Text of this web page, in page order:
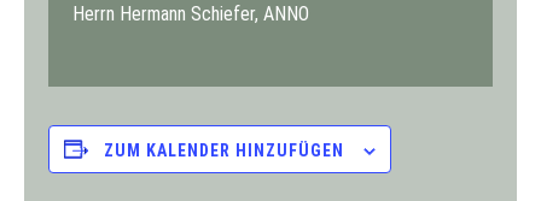
Herrn Hermann Schiefer, ANNO
ZUM KALENDER HINZUFÜGEN